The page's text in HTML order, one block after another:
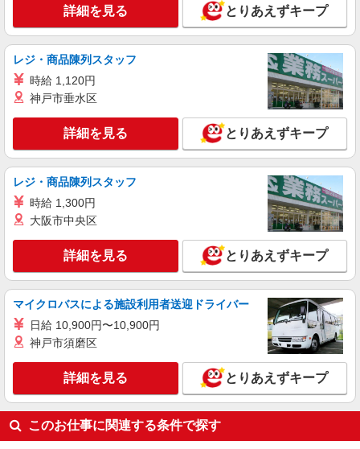
調理スタッフ
【時給】1,150円〜1,350円 ▼下記別途支給 通
勤手当 年末年始手当：380円/時 寸志あり：年2回
（6月・12月） ※業績による
北海道旭川市永山7条1丁目3番3号
キープ 詳細を見る
パート
めん六や ダイナム旭川近文店（416809）
時給1250円以上 給料前払い：勤務実績の7割ま
北海道旭川市川端町7条10丁目1-53
キープ 詳細を見る
詳細を見る とりあえずキープ
レジ・商品陳列スタッフ
時給 1,120円
神戸市垂水区
詳細を見る とりあえずキープ
レジ・商品陳列スタッフ
時給 1,300円
大阪市中央区
詳細を見る とりあえずキープ
マイクロバスによる施設利用者送迎ドライバー
日給 10,900円〜10,900円
神戸市須磨区
詳細を見る とりあえずキープ
このお仕事に関連する条件で探す